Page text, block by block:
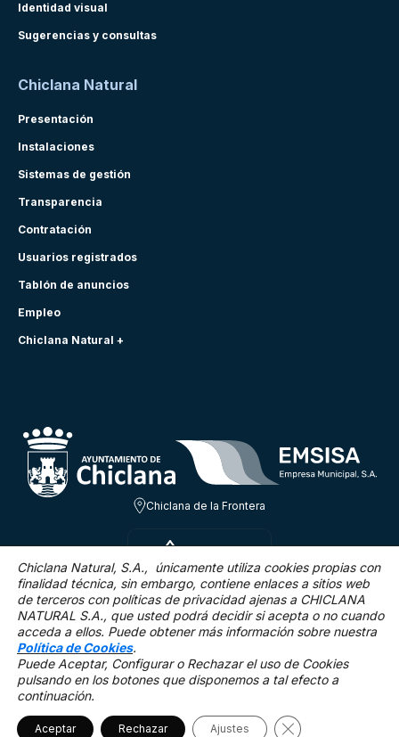
Identidad visual
Sugerencias y consultas
Chiclana Natural
Presentación
Instalaciones
Sistemas de gestión
Transparencia
Contratación
Usuarios registrados
Tablón de anuncios
Empleo
Chiclana Natural +
Chiclana de la Frontera
JUE 6 AGO
24.3ºC
2.5 Km/h 0 %
©2025 Chiclana Natural
Mapa Web
Política de cookies
Chiclana Natural, S.A., únicamente utiliza cookies propias con
finalidad técnica, sin embargo, contiene enlaces a sitios web
de terceros con políticas de privacidad ajenas a CHICLANA
NATURAL S.A., que usted podrá decidir si acepta o no cuando
acceda a ellos. Puede obtener más información sobre nuestra
Política de Cookies.
Puede Aceptar, Configurar o Rechazar el uso de Cookies
pulsando en los botones que disponemos a tal efecto a
continuación.
Aceptar Rechazar Ajustes Cerrar el banner